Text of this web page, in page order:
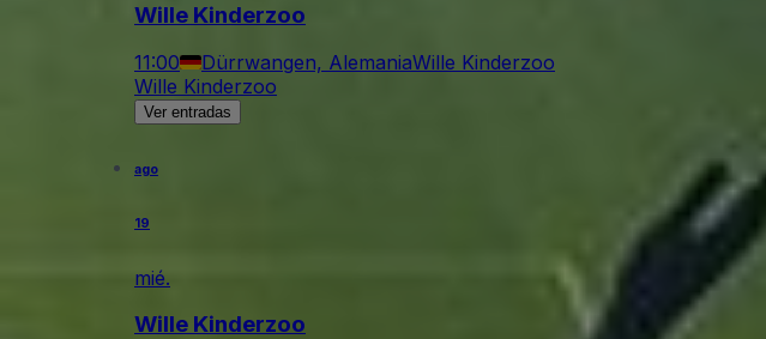
Wille Kinderzoo
11:00 Dürrwangen, AlemaniaWille Kinderzoo
Wille Kinderzoo
Ver entradas
ago
19
mié.
Wille Kinderzoo